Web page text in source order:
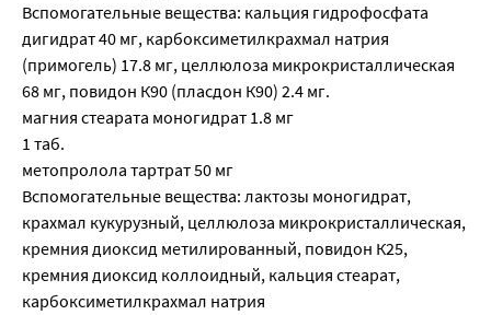
Вспомогательные вещества: кальция гидрофосфата
дигидрат 40 мг, карбоксиметилкрахмал натрия
(примогель) 17.8 мг, целлюлоза микрокристаллическая
68 мг, повидон К90 (пласдон К90) 2.4 мг.
магния стеарата моногидрат 1.8 мг
1 таб.
метопролола тартрат 50 мг
Вспомогательные вещества: лактозы моногидрат,
крахмал кукурузный, целлюлоза микрокристаллическая,
кремния диоксид метилированный, повидон К25,
кремния диоксид коллоидный, кальция стеарат,
карбоксиметилкрахмал натрия